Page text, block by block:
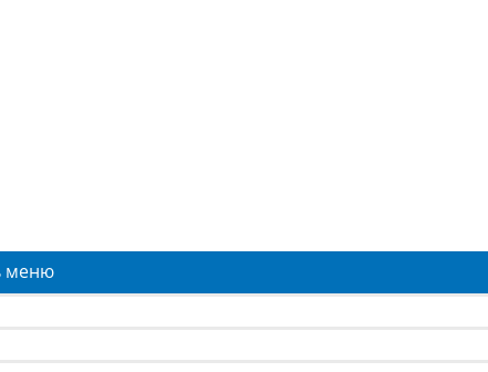
меню